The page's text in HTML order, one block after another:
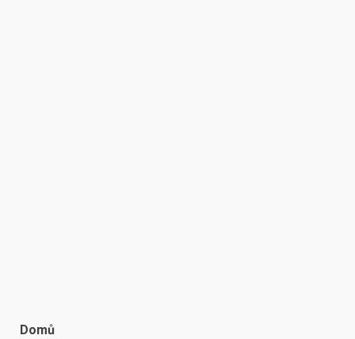
Domů